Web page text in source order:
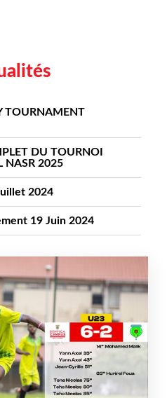
TOURNAMENT
DU TOURNOI
NASR 2025
2024
19 Juin 2024